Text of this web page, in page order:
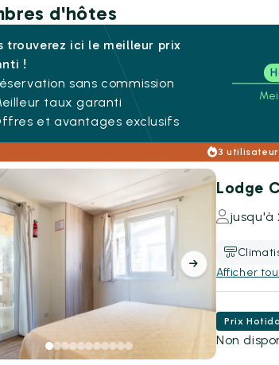
d'hôtes
trouverez ici le meilleur prix
!
sans commission
taux garanti
et avantages exclusifs
3
Lodge
jusqu'à
Afficher
Prix
Non